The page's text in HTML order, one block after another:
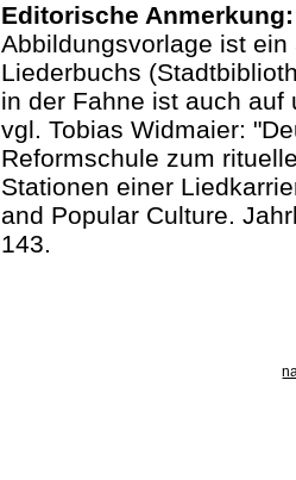
Editorische Anmerkung:
Abbildungsvorlage ist
Liederbuchs
in der Fahne ist auch
vgl. Tobias Widmaier:
Reformschule zum
Stationen einer
and Popular Culture.
143.